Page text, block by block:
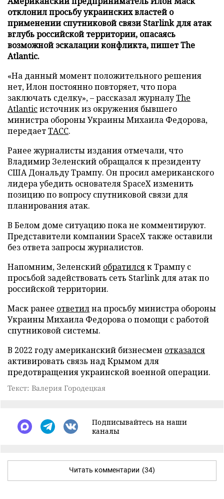
отклонил просьбу украинских властей о
применении спутниковой связи Starlink для атак
вглубь российской территории, опасаясь
возможной эскалации конфликта, пишет The
Atlantic.
«На данный момент положительного решения
нет, Илон постоянно повторяет, что пора
заключать сделку», – рассказал журналуThe
Atlanticисточник из окружения бывшего
министра обороны Украины Михаила Федорова,
передаетТАСС.
Ранее журналисты издания отмечали, что
Владимир Зеленский обращался к президенту
США Дональду Трампу. Он просил американского
лидера убедить основателя SpaceX изменить
позицию по вопросу спутниковой связи для
планирования атак.
В Белом доме ситуацию пока не комментируют.
Представители компании SpaceX также оставили
без ответа запросы журналистов.
Напомним, Зеленский обратилсяк Трампу с
просьбой задействовать сеть Starlink для атак по
российской территории.
Маск ранее ответилна просьбу министра обороны
Украины Михаила Федорова о помощи с работой
спутниковой системы.
В 2022 году американский бизнесмен отказался
активировать связь над Крымом для
предотвращения украинской военной операции.
Текст: Валерия Городецкая
Подписывайтесь на наши
каналы
Читать комментарии (34)